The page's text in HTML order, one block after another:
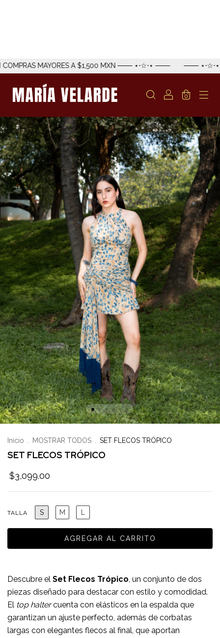
A $1,500 MXN ─── ⋆⋅☆⋅⋆ ─── ─── ⋆⋅☆⋅⋆ ─── ENVÍO
0
Inicio . MOSTRAR TODOS . SET FLECOS TRÓPICO
SET FLECOS TRÓPICO
$3,099.00
TALLA S M L
Descubre el Set Flecos Trópico, un conjunto de dos
piezas diseñado para destacar con estilo y comodidad.
El top haltercuenta con elásticos en la espalda que
garantizan un ajuste perfecto, además de corbatas
largas con elegantes flecos al final, que aportan